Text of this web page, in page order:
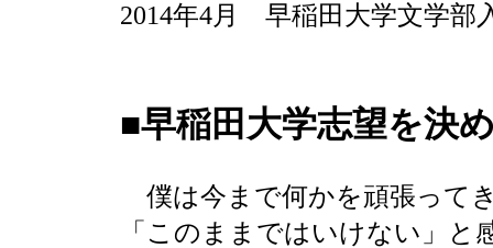
2014年4月 早稲田大学文学部
■早稲田大学志望を決
僕は今まで何かを頑張って
「このままではいけない」